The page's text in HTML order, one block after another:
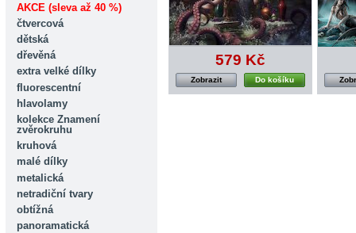
AKCE (sleva až 40 %)
čtvercová
dětská
dřevěná
extra velké dílky
fluorescentní
hlavolamy
kolekce Znamení
zvěrokruhu
kruhová
malé dílky
metalická
netradiční tvary
obtížná
panoramatická
579 Kč
Do košíku
Zobrazit